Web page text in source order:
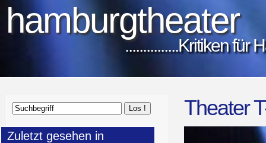
hamburgtheater
...............Kritiken für
Theater
Zuletzt gesehen in